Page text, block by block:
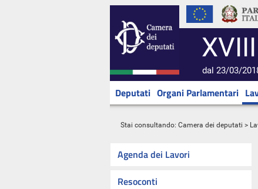
dal 23/03/
Deputati Organi Parlamentari
Stai consultando: Camera dei deputati >
Agenda dei Lavori
Resoconti